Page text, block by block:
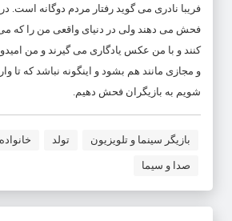
فریبا نادری می گوید رفتار مردم دوگانه است.
فحش می دهند ولی در دنیای واقعی من را که
کنند و با من عکس یادگاری می گیرند و من
و مجازی مانند هم بشود و اینگونه نباشد که تا
شویم به بازیگران فحش دهیم.
بازیگر سینما و تلویزیون تولد خانواده
صدا و سیما